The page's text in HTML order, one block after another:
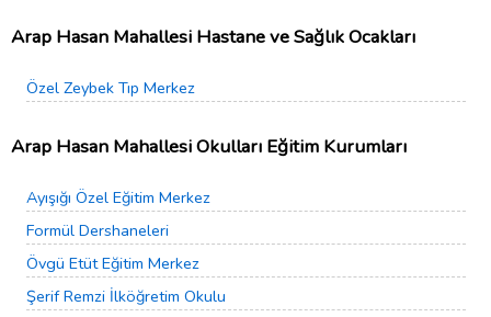
Arap Hasan Mahallesi Hastane ve Sağlık Ocakları
Özel Zeybek Tıp Merkez
Arap Hasan Mahallesi Okulları Eğitim Kurumları
Ayışığı Özel Eğitim Merkez
Formül Dershaneleri
Övgü Etüt Eğitim Merkez
Şerif Remzi İlköğretim Okulu